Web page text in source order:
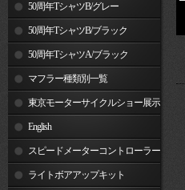
50周年TシャツB/グレー
50周年TシャツB/ブラック
50周年TシャツA/ブラック
マフラー種類別一覧
東京モーターサイクルショー展示
車両 English
スピードメーターコントローラー
ライトボアアップキット